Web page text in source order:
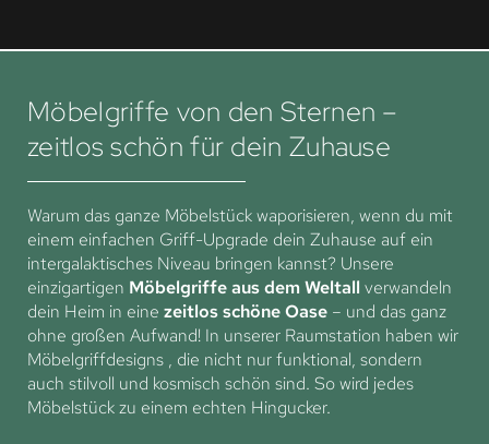
Möbelgriffe von den Sternen –
zeitlos schön für dein Zuhause
Warum das ganze Möbelstück waporisieren, wenn du mit
einem einfachen Griff-Upgrade dein Zuhause auf ein
intergalaktisches Niveau bringen kannst? Unsere
einzigartigen Möbelgriffe aus dem Weltall verwandeln
dein Heim in eine zeitlos schöne Oase – und das ganz
ohne großen Aufwand! In unserer Raumstation haben wir
Möbelgriffdesigns , die nicht nur funktional, sondern
auch stilvoll und kosmisch schön sind. So wird jedes
Möbelstück zu einem echten Hingucker.